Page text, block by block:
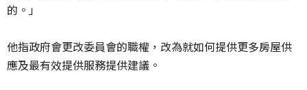
的。」
他指政府會更改委員會的職權，改為就如何提供更多房屋供
應及最有效提供服務提供建議。